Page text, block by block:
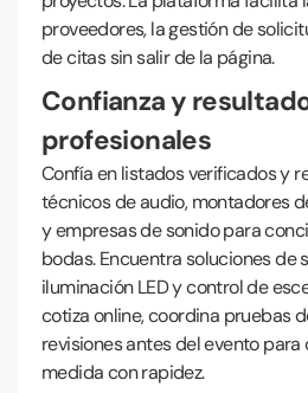
proveedores, la gestión de
de citas sin salir de la página.
Confianza y
profesionales
Confía en listados verificados y
técnicos de audio, montadores
y empresas de sonido para
bodas. Encuentra soluciones de
iluminación LED y control de
cotiza online, coordina pruebas
revisiones antes del evento
medida con rapidez.